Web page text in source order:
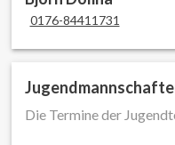
0176-84411731
Die Termine der